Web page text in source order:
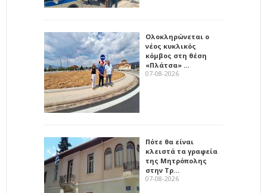
Ολοκληρώνεται ο
νέος κυκλικός
κόμβος στη θέση
«Πλάτσα» …
07-08-2026
Πότε θα είναι
κλειστά τα γραφεία
της Μητρόπολης
στην Τρ…
07-08-2026